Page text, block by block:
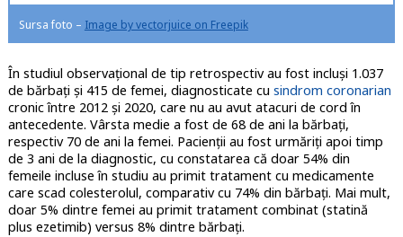
Sursa foto – Image by vectorjuice on Freepik
În studiul observațional de tip retrospectiv au fost incluși 1.037
de bărbați și 415 de femei, diagnosticate cu sindrom coronarian
cronic între 2012 și 2020, care nu au avut atacuri de cord în
antecedente. Vârsta medie a fost de 68 de ani la bărbați,
respectiv 70 de ani la femei. Pacienții au fost urmăriți apoi timp
de 3 ani de la diagnostic, cu constatarea că doar 54% din
femeile incluse în studiu au primit tratament cu medicamente
care scad colesterolul, comparativ cu 74% din bărbați. Mai mult,
doar 5% dintre femei au primit tratament combinat (statină
plus ezetimib) versus 8% dintre bărbați.